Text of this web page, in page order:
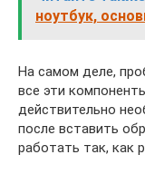
ноутбук,
На самом деле,
все эти
действительно
после вставить
работать так, как